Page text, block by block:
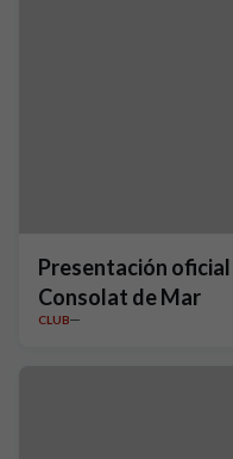
Presentación
Consolat de Mar
CLUB